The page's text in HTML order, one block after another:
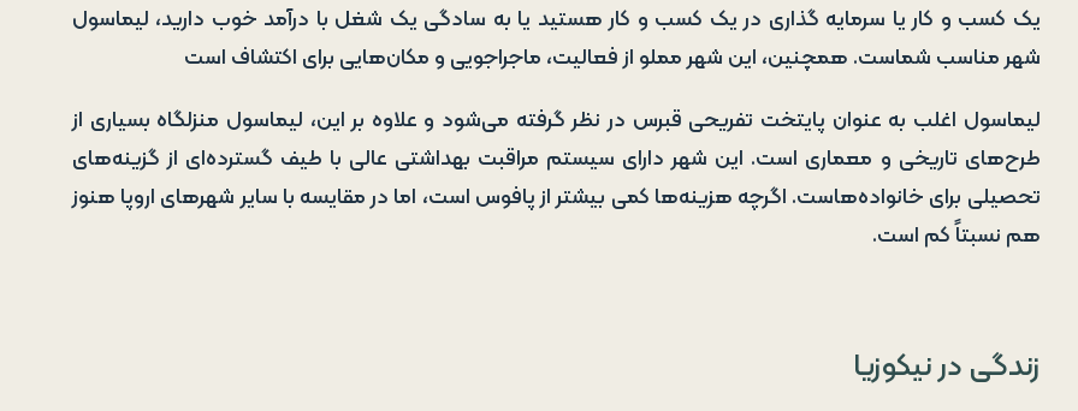
یک کسب و کار یا سرمایه گذاری در یک کسب و کار هستید یا به سادگی یک شغل با درآمد خوب دارید، لیماسول
شهر مناسب شماست. همچنین، این شهر مملو از فعالیت، ماجراجویی و مکان‌هایی برای اکتشاف است
لیماسول اغلب به عنوان پایتخت تفریحی قبرس در نظر گرفته می‌شود و علاوه بر این، لیماسول منزلگاه بسیاری از
طرح‌های تاریخی و معماری است. این شهر دارای سیستم مراقبت بهداشتی عالی با طیف گسترده‌ای از گزینه‌های
تحصیلی برای خانواده‌هاست. اگرچه هزینه‌ها کمی بیشتر از پافوس است، اما در مقایسه با سایر شهرهای اروپا هنوز
هم نسبتاً کم است.
زندگی در نیکوزیا